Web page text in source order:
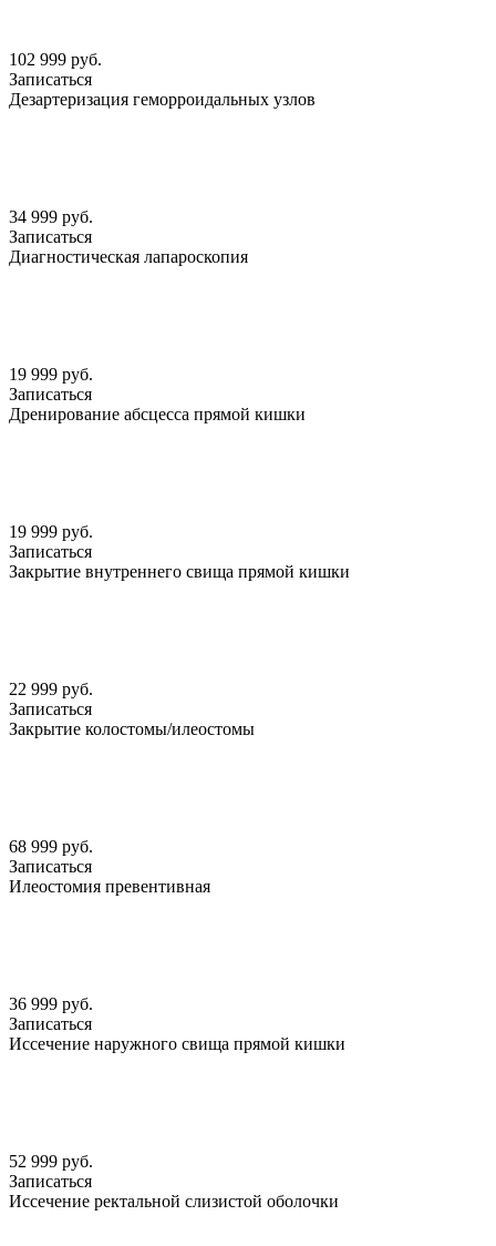
102 999 руб.
Записаться
Дезартеризация геморроидальных узлов
34 999 руб.
Записаться
Диагностическая лапароскопия
19 999 руб.
Записаться
Дренирование абсцесса прямой кишки
19 999 руб.
Записаться
Закрытие внутреннего свища прямой кишки
22 999 руб.
Записаться
Закрытие колостомы/илеостомы
68 999 руб.
Записаться
Илеостомия превентивная
36 999 руб.
Записаться
Иссечение наружного свища прямой кишки
52 999 руб.
Записаться
Иссечение ректальной слизистой оболочки